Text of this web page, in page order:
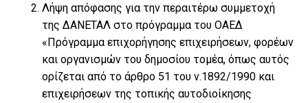
Λήψη απόφασης για την περαιτέρω συμμετοχή
της ΔΑΝΕΤΑΛ στο πρόγραμμα του ΟΑΕΔ
«Πρόγραµµα επιχορήγησης επιχειρήσεων, φορέων
και οργανισµών του δηµοσίου τοµέα, όπως αυτός
ορίζεται από το άρθρο 51 του ν.1892/1990 και
επιχειρήσεων της τοπικής αυτοδιοίκησης